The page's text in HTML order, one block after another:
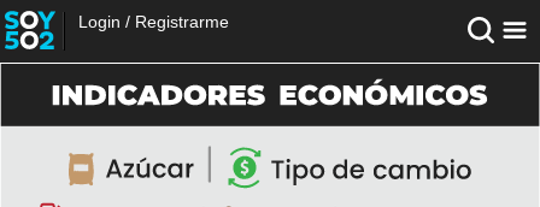
Login / Registrarme